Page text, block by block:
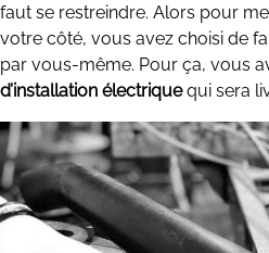
faut se restreindre. Alors pour
votre côté, vous avez choisi de
par vous-même. Pour ça, vous
d’installation électriquequi sera